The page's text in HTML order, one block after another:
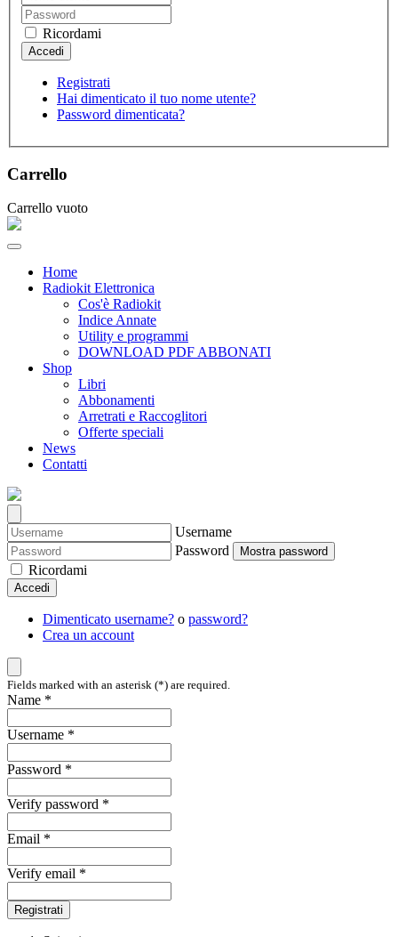
Ricordami
Registrati
Hai dimenticato il tuo nome utente?
Password dimenticata?
Carrello
Carrello vuoto
Home
Radiokit Elettronica
Cos'è Radiokit
Indice Annate
Utility e programmi
DOWNLOAD PDF ABBONATI
Shop
Libri
Abbonamenti
Arretrati e Raccoglitori
Offerte speciali
News
Contatti
Username
Password
Mostra password
Ricordami
Accedi
Dimenticato username? o password?
Crea un account
Fields marked with an asterisk (*) are required.
Name *
Username *
Password *
Verify password *
Email *
Verify email *
Registrati